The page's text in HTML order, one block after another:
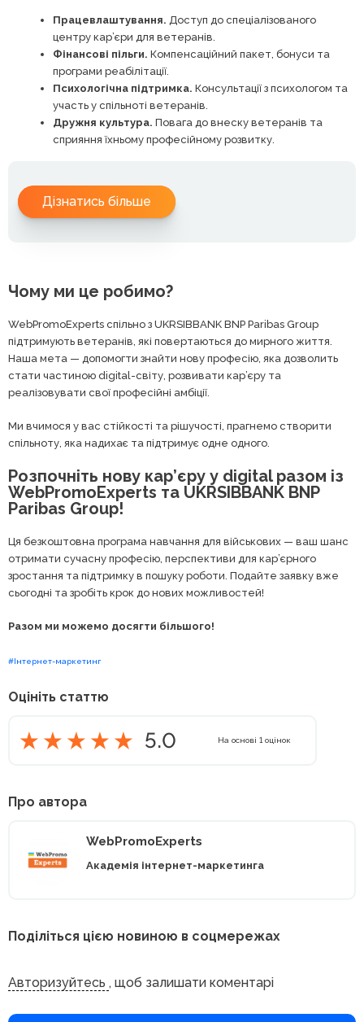
Працевлаштування. Доступ до спеціалізованого
центру кар’єри для ветеранів.
Фінансові пільги. Компенсаційний пакет, бонуси та
програми реабілітації.
Психологічна підтримка. Консультації з психологом та
участь у спільноті ветеранів.
Дружня культура. Повага до внеску ветеранів та
сприяння їхньому професійному розвитку.
Дізнатись більше
Чому ми це робимо?
WebPromoExperts спільно з UKRSIBBANK BNP Paribas Group
підтримують ветеранів, які повертаються до мирного життя.
Наша мета — допомогти знайти нову професію, яка дозволить
стати частиною digital-світу, розвивати кар’єру та
реалізовувати свої професійні амбіції.
Ми вчимося у вас стійкості та рішучості, прагнемо створити
спільноту, яка надихає та підтримує одне одного.
Розпочніть нову кар’єру у digital разом із
WebPromoExperts та UKRSIBBANK BNP
Paribas Group!
Ця безкоштовна програма навчання для військових — ваш шанс
отримати сучасну професію, перспективи для кар’єрного
зростання та підтримку в пошуку роботи. Подайте заявку вже
сьогодні та зробіть крок до нових можливостей!
Разом ми можемо досягти більшого!
#Інтернет-маркетинг
Оцініть статтю
5.0 На основі 1 оцінок
Про автора
WebPromoExperts
Академія інтернет-маркетинга
Поділіться цією новиною в соцмережах
Авторизуйтесь , щоб залишати коментарі